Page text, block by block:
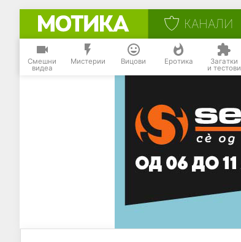
КАНАЛИ
Смешни
видеа
Мистерии Вицови Еротика Загатки
и тестови